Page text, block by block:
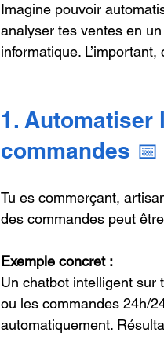
Imagine pouvoir
analyser tes ventes en
informatique.
1. Automatiser
commandes 📅
Tu es commerçant,
des commandes peut
Exemple concret :
Un chatbot intelligent sur
ou les commandes 24h/
automatiquement.